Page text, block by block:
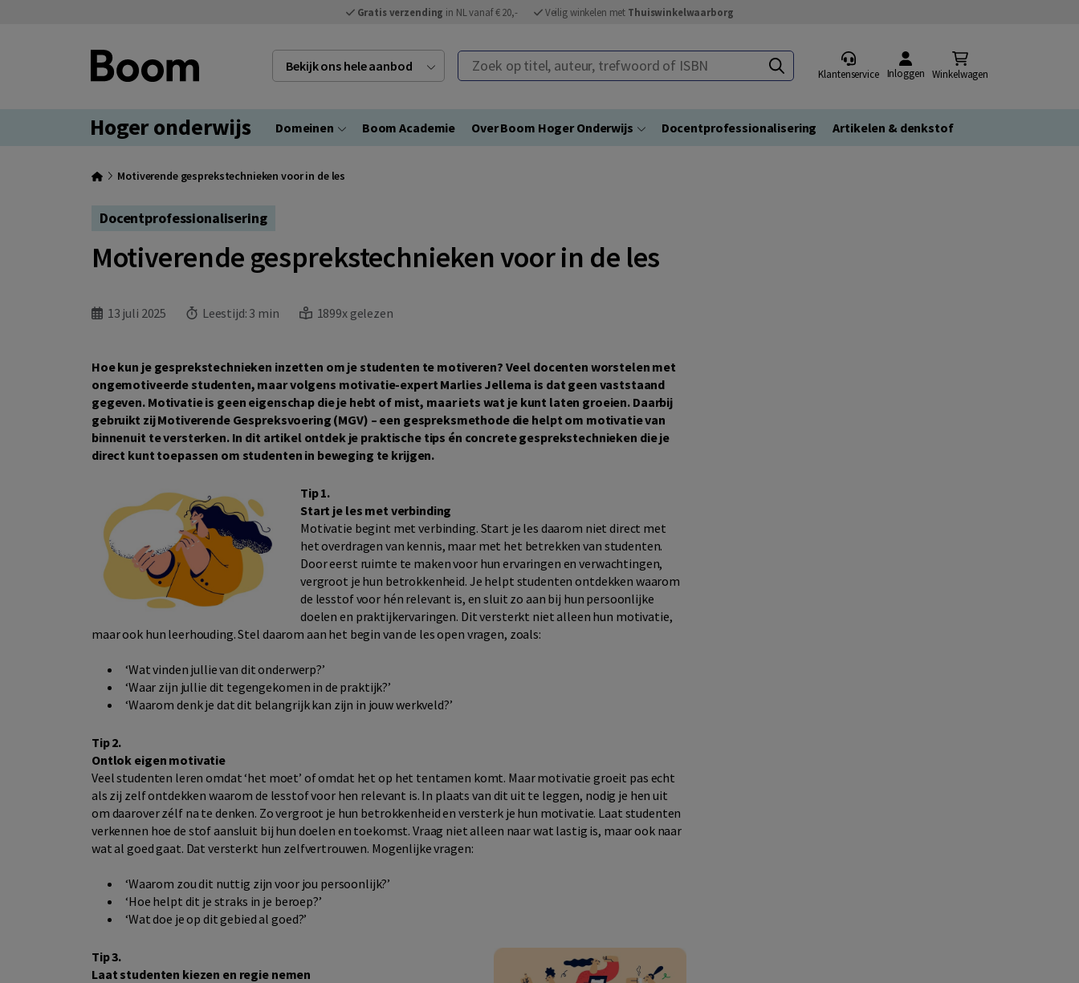
Gratis verzending in NL vanaf € 20,- Veilig winkelen met Thuiswinkelwaarborg
Bekijk ons hele aanbod Zoek op titel, auteur, trefwoord of ISBN
Klantenservice Inloggen Winkelwagen
Hoger onderwijs Domeinen Boom Academie Over Boom Hoger Onderwijs Docentprofessionalisering Artikelen & denkstof
Motiverende gesprekstechnieken voor in de les
Docentprofessionalisering
Motiverende gesprekstechnieken voor in de les
13 juli 2025 Leestijd: 3 min 1899x gelezen
Hoe kun je gesprekstechnieken inzetten om je studenten te motiveren? Veel docenten worstelen met
ongemotiveerde studenten, maar volgens motivatie-expert Marlies Jellema is dat geen vaststaand
gegeven. Motivatie is geen eigenschap die je hebt of mist, maar iets wat je kunt laten groeien. Daarbij
gebruikt zij Motiverende Gespreksvoering (MGV) – een gespreksmethode die helpt om motivatie van
binnenuit te versterken. In dit artikel ontdek je praktische tips én concrete gesprekstechnieken die je
direct kunt toepassen om studenten in beweging te krijgen.
Tip 1.
Start je les met verbinding
Motivatie begint met verbinding. Start je les daarom niet direct met
het overdragen van kennis, maar met het betrekken van studenten.
Door eerst ruimte te maken voor hun ervaringen en verwachtingen,
vergroot je hun betrokkenheid. Je helpt studenten ontdekken waarom
de lesstof voor hén relevant is, en sluit zo aan bij hun persoonlijke
doelen en praktijkervaringen. Dit versterkt niet alleen hun motivatie,
maar ook hun leerhouding. Stel daarom aan het begin van de les open vragen, zoals:
‘Wat vinden jullie van dit onderwerp?’
‘Waar zijn jullie dit tegengekomen in de praktijk?’
‘Waarom denk je dat dit belangrijk kan zijn in jouw werkveld?’
Tip 2.
Ontlok eigen motivatie
Veel studenten leren omdat ‘het moet’ of omdat het op het tentamen komt. Maar motivatie groeit pas echt
als zij zelf ontdekken waarom de lesstof voor hen relevant is. In plaats van dit uit te leggen, nodig je hen uit
om daarover zélf na te denken. Zo vergroot je hun betrokkenheid en versterk je hun motivatie. Laat studenten
verkennen hoe de stof aansluit bij hun doelen en toekomst. Vraag niet alleen naar wat lastig is, maar ook naar
wat al goed gaat. Dat versterkt hun zelfvertrouwen. Mogenlijke vragen:
‘Waarom zou dit nuttig zijn voor jou persoonlijk?’
‘Hoe helpt dit je straks in je beroep?’
‘Wat doe je op dit gebied al goed?’
Tip 3.
Laat studenten kiezen en regie nemen